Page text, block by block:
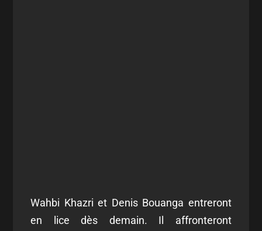
Wahbi Khazri et Denis Bouanga entreront
en lice dès demain. Il affronteront